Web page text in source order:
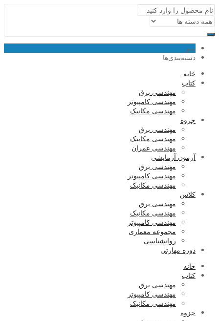
منو
دسته‌بندی‌ها
خانه
کتاب
مهندسی برق
مهندسی کامپیوتر
مهندسی مکانیک
جزوه
مهندسی برق
مهندسی مکانیک
مهندسی عمران
آزمون آزمایشی
مهندسی برق
مهندسی کامپیوتر
مهندسی مکانیک
کلاس
مهندسی برق
مهندسی مکانیک
مهندسی کامپیوتر
مجموعه معماری
روانشناسی
دوره مهارتی
خانه
کتاب
مهندسی برق
مهندسی کامپیوتر
مهندسی مکانیک
جزوه